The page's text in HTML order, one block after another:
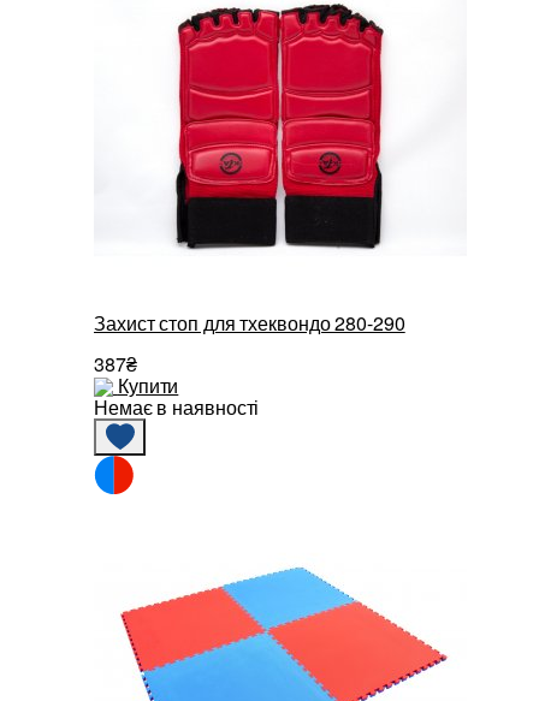
Захист стоп для тхеквондо 280-290
387₴
Купити
Немає в наявності